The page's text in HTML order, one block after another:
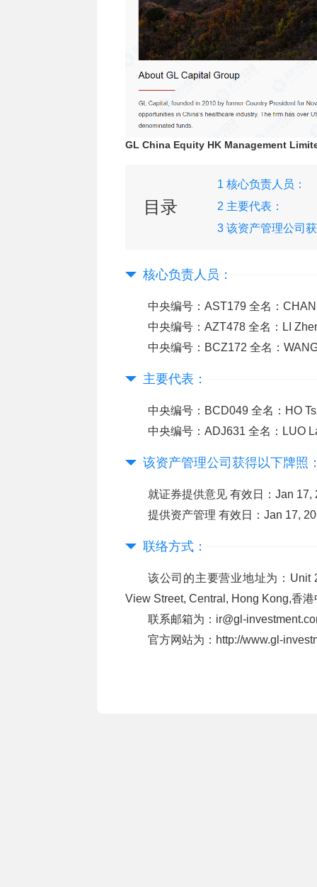
GL China Equity HK Management
目录
1 核心负责人员：
2 主要代表：
3 该资产管理公司
核心负责人员：
中央编号：AST179 全名：
中央编号：AZT478 全名：LI
中央编号：BCZ172 全名：
主要代表：
中央编号：BCD049 全名：HO
中央编号：ADJ631 全名：LUO
该资产管理公司获得以下牌照
就证券提供意见 有效日：Jan
提供资产管理 有效日：Jan 17,
联络方式：
该公司的主要营业地址为：Unit
View Street, Central, Hong Kong,香
联系邮箱为：ir@gl-
官方网站为：http://www.gl-